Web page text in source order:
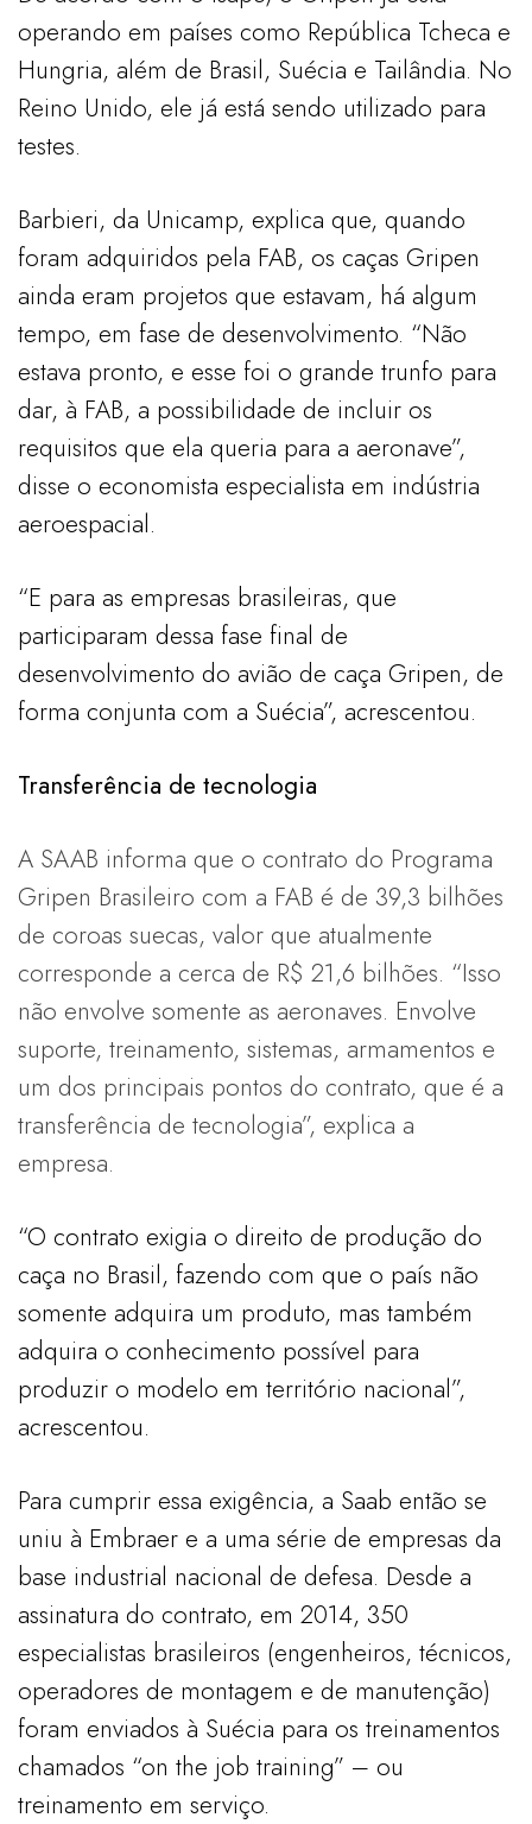
operando em países como República Tcheca e
Hungria, além de Brasil, Suécia e Tailândia. No
Reino Unido, ele já está sendo utilizado para
testes.
Barbieri, da Unicamp, explica que, quando
foram adquiridos pela FAB, os caças Gripen
ainda eram projetos que estavam, há algum
tempo, em fase de desenvolvimento. “Não
estava pronto, e esse foi o grande trunfo para
dar, à FAB, a possibilidade de incluir os
requisitos que ela queria para a aeronave”,
disse o economista especialista em indústria
aeroespacial.
“E para as empresas brasileiras, que
participaram dessa fase final de
desenvolvimento do avião de caça Gripen, de
forma conjunta com a Suécia”, acrescentou.
Transferência de tecnologia
A SAAB informa que o contrato do Programa
Gripen Brasileiro com a FAB é de 39,3 bilhões
de coroas suecas, valor que atualmente
corresponde a cerca de R$ 21,6 bilhões. “Isso
não envolve somente as aeronaves. Envolve
suporte, treinamento, sistemas, armamentos e
um dos principais pontos do contrato, que é a
transferência de tecnologia”, explica a
empresa.
“O contrato exigia o direito de produção do
caça no Brasil, fazendo com que o país não
somente adquira um produto, mas também
adquira o conhecimento possível para
produzir o modelo em território nacional”,
acrescentou.
Para cumprir essa exigência, a Saab então se
uniu à Embraer e a uma série de empresas da
base industrial nacional de defesa. Desde a
assinatura do contrato, em 2014, 350
especialistas brasileiros (engenheiros, técnicos,
operadores de montagem e de manutenção)
foram enviados à Suécia para os treinamentos
chamados “on the job training” – ou
treinamento em serviço.